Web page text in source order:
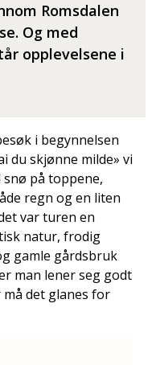
Romsdalen
Og med
opplevelsene i
i begynnelsen
du skjønne milde» vi
på toppene,
regn og en liten
var turen en
natur, frodig
gamle gårdsbruk
man lener seg godt
det glanes for